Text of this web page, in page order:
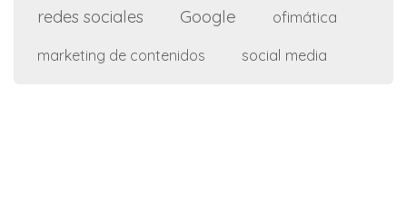
redes sociales Google ofimática
marketing de contenidos social media